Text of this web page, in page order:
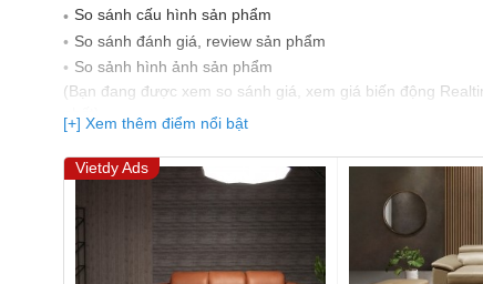
So sánh cấu hình sản phẩm
So sánh đánh giá, review sản phẩm
So sảnh hình ảnh sản phẩm
(Bạn đang được xem so sánh giá, xem giá biến động
nhất)
[+] Xem thêm điểm nổi bật
Vietdy Ads